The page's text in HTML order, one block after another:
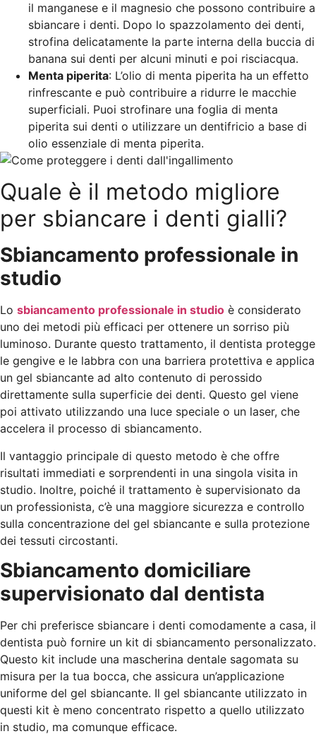
il manganese e il magnesio che possono contribuire a
sbiancare i denti. Dopo lo spazzolamento dei denti,
strofina delicatamente la parte interna della buccia di
banana sui denti per alcuni minuti e poi risciacqua.
Menta piperita: L’olio di menta piperita ha un effetto
rinfrescante e può contribuire a ridurre le macchie
superficiali. Puoi strofinare una foglia di menta
piperita sui denti o utilizzare un dentifricio a base di
olio essenziale di menta piperita.
Quale è il metodo migliore
per sbiancare i denti gialli?
Sbiancamento professionale in
studio
Lo sbiancamento professionale in studio è considerato
uno dei metodi più efficaci per ottenere un sorriso più
luminoso. Durante questo trattamento, il dentista protegge
le gengive e le labbra con una barriera protettiva e applica
un gel sbiancante ad alto contenuto di perossido
direttamente sulla superficie dei denti. Questo gel viene
poi attivato utilizzando una luce speciale o un laser, che
accelera il processo di sbiancamento.
Il vantaggio principale di questo metodo è che offre
risultati immediati e sorprendenti in una singola visita in
studio. Inoltre, poiché il trattamento è supervisionato da
un professionista, c’è una maggiore sicurezza e controllo
sulla concentrazione del gel sbiancante e sulla protezione
dei tessuti circostanti.
Sbiancamento domiciliare
supervisionato dal dentista
Per chi preferisce sbiancare i denti comodamente a casa, il
dentista può fornire un kit di sbiancamento personalizzato.
Questo kit include una mascherina dentale sagomata su
misura per la tua bocca, che assicura un’applicazione
uniforme del gel sbiancante. Il gel sbiancante utilizzato in
questi kit è meno concentrato rispetto a quello utilizzato
in studio, ma comunque efficace.